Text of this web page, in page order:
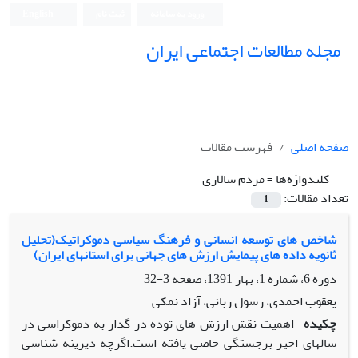
مجله مطالعات اجتماعی ایران
صفحه اصلی
فهرست مقالات
کلیدواژه‌ها =مردم سالاری
تعداد مقالات:
1
شاخص های توسعه انسانی و فرهنگ سیاسی دموکراتیک(تحلیل
ثانویه داده های پیمایش ارزش های جهانی برای استانهای ایران)
دوره 6، شماره 1، بهار 1391، صفحه
3-32
یعقوب احمدی، رسول ربانی، آزاد نمکی
چکیده اهمیت نقش ارزش های توده در گذار به دموکراسی در
سالهای اخیر برجستگی خاصی یافته است.اگرچه دیرینه شناسی